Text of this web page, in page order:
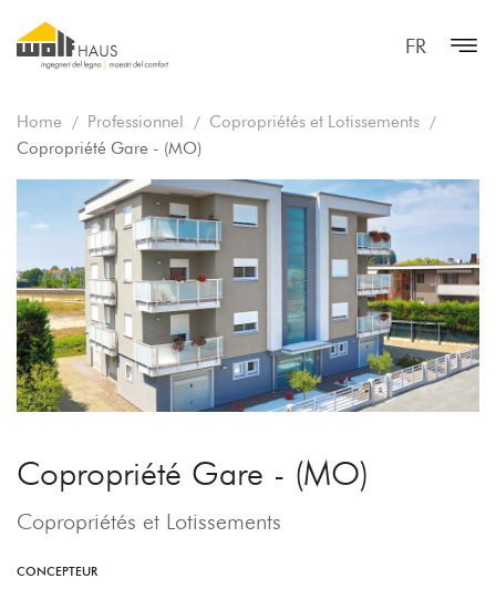
FR
Home Professionnel
Copropriétés et Lotissements
Copropriété Gare - (MO)
Copropriété Gare - (MO)
Copropriétés et Lotissements
CONCEPTEUR